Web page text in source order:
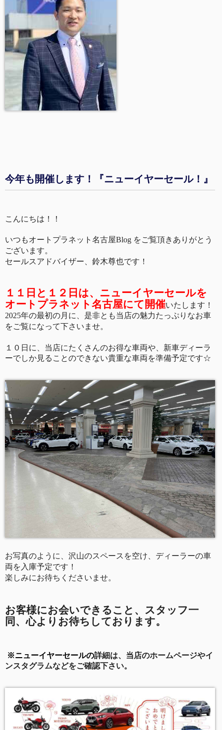
今年も開催します！『ニューイヤーセール！』
こんにちは！！
いつもオートプラネット名古屋Blog をご覧頂き ありがとう
ございます。
セールスアドバイザー、鈴木尊也です！
１１日と１２日は、ニューイヤーセールを
オートプラネット名古屋にて開催いたします！
2025年の最初の月に、是非とも当店の魅力たっぷりなお車
をご覧になって下さいませ。
１０日に、当店にたくさんのお得な車両や、新車ディーラ
ーでしか見ることのできない貴重な車両を準備予定です☆
お写真のように、沢山のスペースを空け、ディーラーの車
両を入庫予定です！
楽しみにお待ちくださいませ。
お客様にお会いできること、スタッフ一
同、心よりお待ちしております。
※ニューイヤーセールの詳細は、当店のホームページやイ
ンスタグラムなどをご確認下さい。